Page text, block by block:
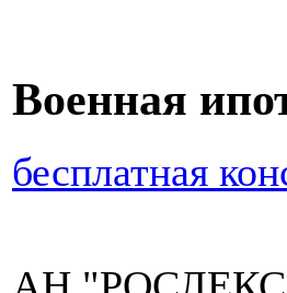
Военная
бесплатная